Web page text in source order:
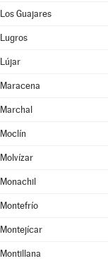
Los Guajares
Lugros
Lújar
Maracena
Marchal
Moclín
Molvízar
Monachil
Montefrío
Montejícar
Montillana